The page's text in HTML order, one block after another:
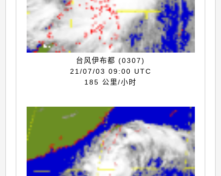
台风伊布都 (0307)
21/07/03 09:00 UTC
185 公里/小时